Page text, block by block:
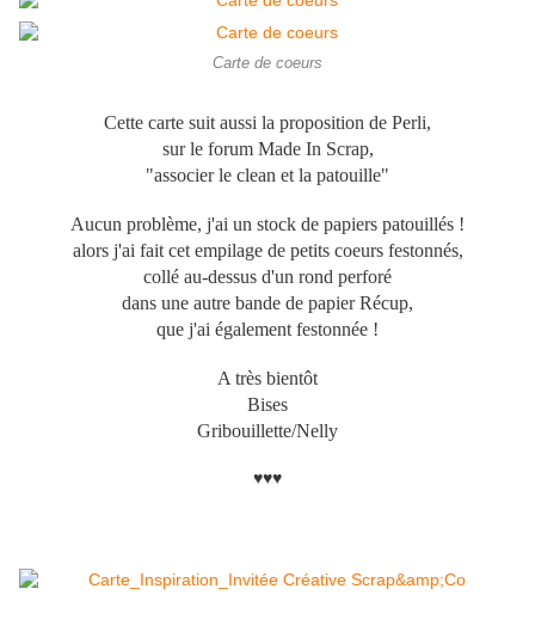
Carte de coeurs
Cette carte suit aussi la proposition de Perli,
sur le forum Made In Scrap,
"associer le clean et la patouille"
Aucun problème, j'ai un stock de papiers patouillés !
alors j'ai fait cet empilage de petits coeurs festonnés,
collé au-dessus d'un rond perforé
dans une autre bande de papier Récup,
que j'ai également festonnée !
A très bientôt
Bises
Gribouillette/Nelly
♥♥♥